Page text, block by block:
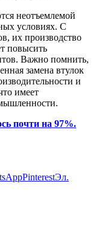
неотъемлемой
условиях. С
их производство
повысить
Важно помнить,
замена втулок
и
имеет
почти на 97%.
PinterestЭл.